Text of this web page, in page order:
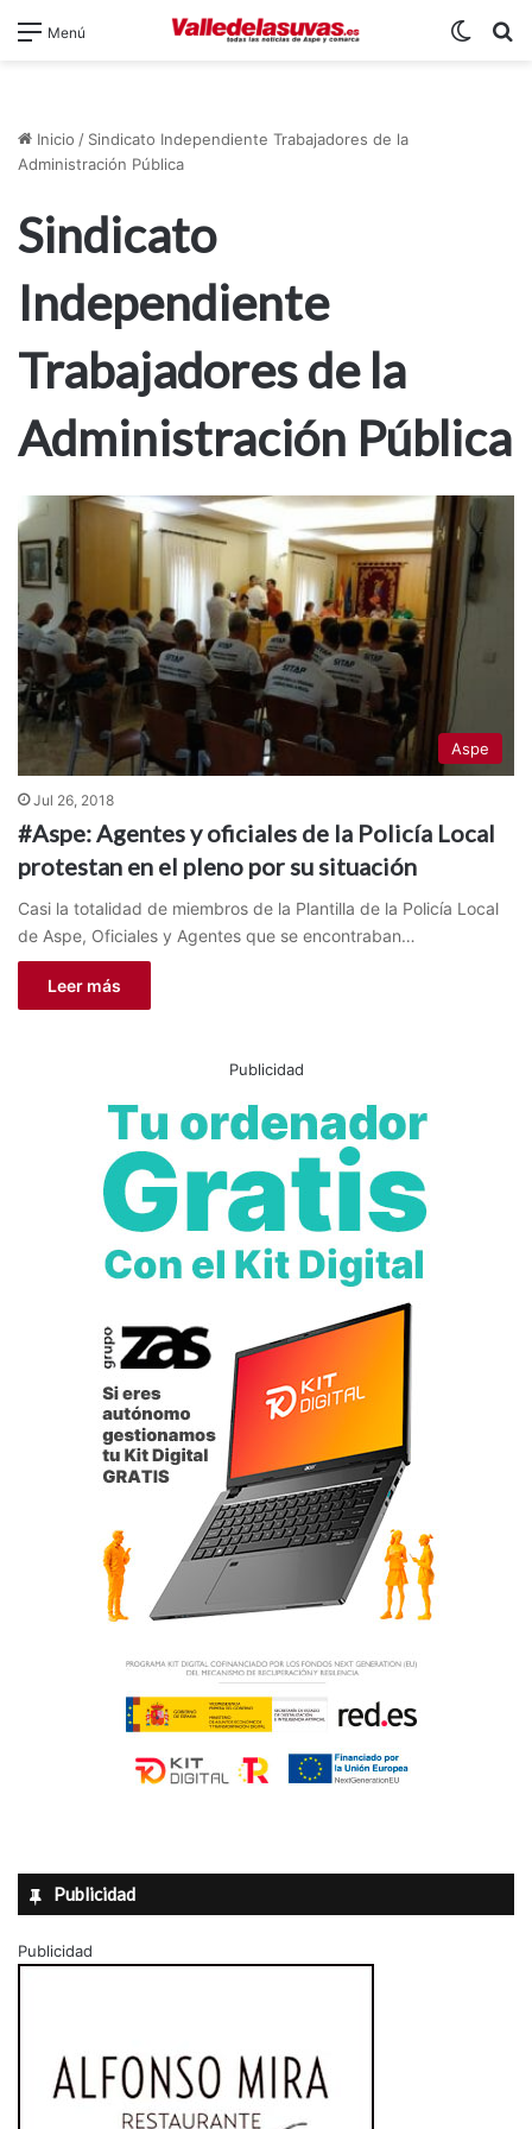
Menú
Inicio / Sindicato Independiente Trabajadores de la
Administración Pública
Sindicato
Independiente
Trabajadores de la
Administración Pública
Aspe
Jul 26, 2018
#Aspe: Agentes y oficiales de la Policía Local
protestan en el pleno por su situación
Casi la totalidad de miembros de la Plantilla de la Policía Local
de Aspe, Oficiales y Agentes que se encontraban…
Leer más
Publicidad
Publicidad
Publicidad